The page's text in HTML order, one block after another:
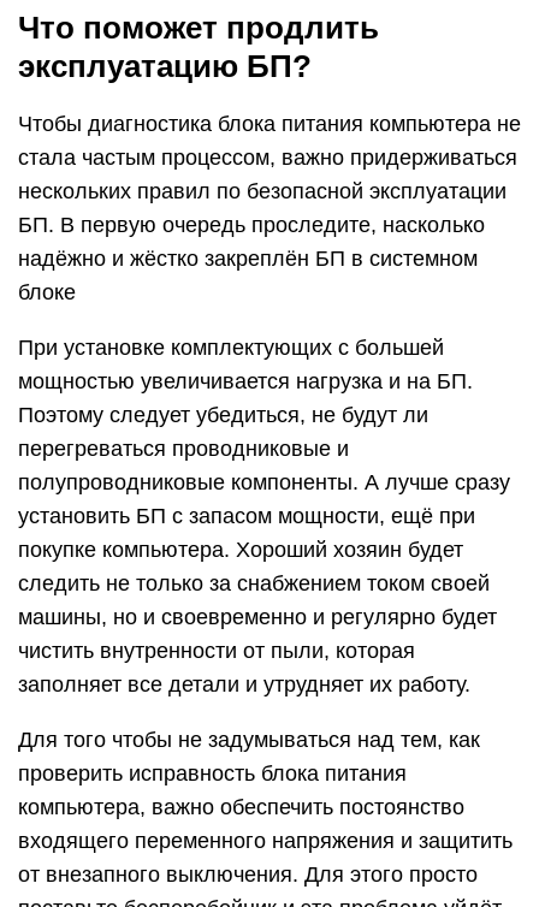
Что поможет продлить
эксплуатацию БП?
Чтобы диагностика блока питания компьютера не
стала частым процессом, важно придерживаться
нескольких правил по безопасной эксплуатации
БП. В первую очередь проследите, насколько
надёжно и жёстко закреплён БП в системном
блоке
При установке комплектующих с большей
мощностью увеличивается нагрузка и на БП.
Поэтому следует убедиться, не будут ли
перегреваться проводниковые и
полупроводниковые компоненты. А лучше сразу
установить БП с запасом мощности, ещё при
покупке компьютера. Хороший хозяин будет
следить не только за снабжением током своей
машины, но и своевременно и регулярно будет
чистить внутренности от пыли, которая
заполняет все детали и утрудняет их работу.
Для того чтобы не задумываться над тем, как
проверить исправность блока питания
компьютера, важно обеспечить постоянство
входящего переменного напряжения и защитить
от внезапного выключения. Для этого просто